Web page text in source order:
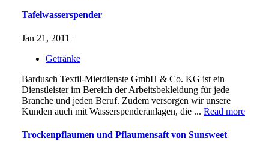
Tafelwasserspender
Jan 21, 2011 |
Getränke
Bardusch Textil-Mietdienste GmbH & Co. KG ist ein
Dienstleister im Bereich der Arbeitsbekleidung für jede
Branche und jeden Beruf. Zudem versorgen wir unsere
Kunden auch mit Wasserspenderanlagen, die ... Read more
Trockenpflaumen und Pflaumensaft von Sunsweet